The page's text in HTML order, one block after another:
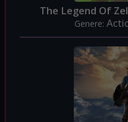
The Legend Of
Genere: